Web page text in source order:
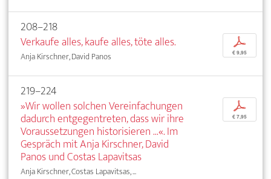
208–218
Verkaufe alles, kaufe alles, töte alles.
Anja Kirschner, David Panos
p
€ 9,95
219–224
»Wir wollen solchen Vereinfachungen
dadurch entgegentreten, dass wir ihre
Voraussetzungen historisieren ...«. Im
Gespräch mit Anja Kirschner, David
Panos und Costas Lapavitsas
Anja Kirschner, Costas Lapavitsas, ...
p
€ 7,95